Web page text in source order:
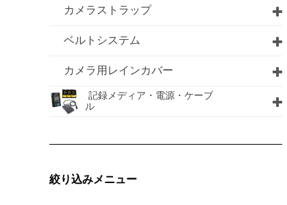
カメラストラップ
ベルトシステム
カメラ用レインカバー
記録メディア・電源・ケーブ
ル
絞り込みメニュー